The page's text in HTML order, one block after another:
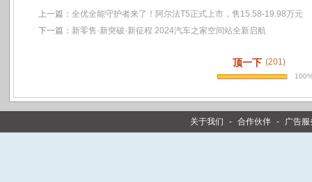
上一篇： 全优全能守护者来了！阿尔法T5正式上市，售15.58-19.98万元
下一篇： 新零售·新突破·新征程 2024汽车之家空间站全新启航
顶一下 (201)
关于我们 - 合作伙伴 - 广告服